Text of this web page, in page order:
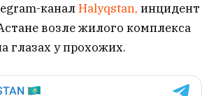
каналHalyqstan, инцидент
возле жилого комплекса
глазах у прохожих.